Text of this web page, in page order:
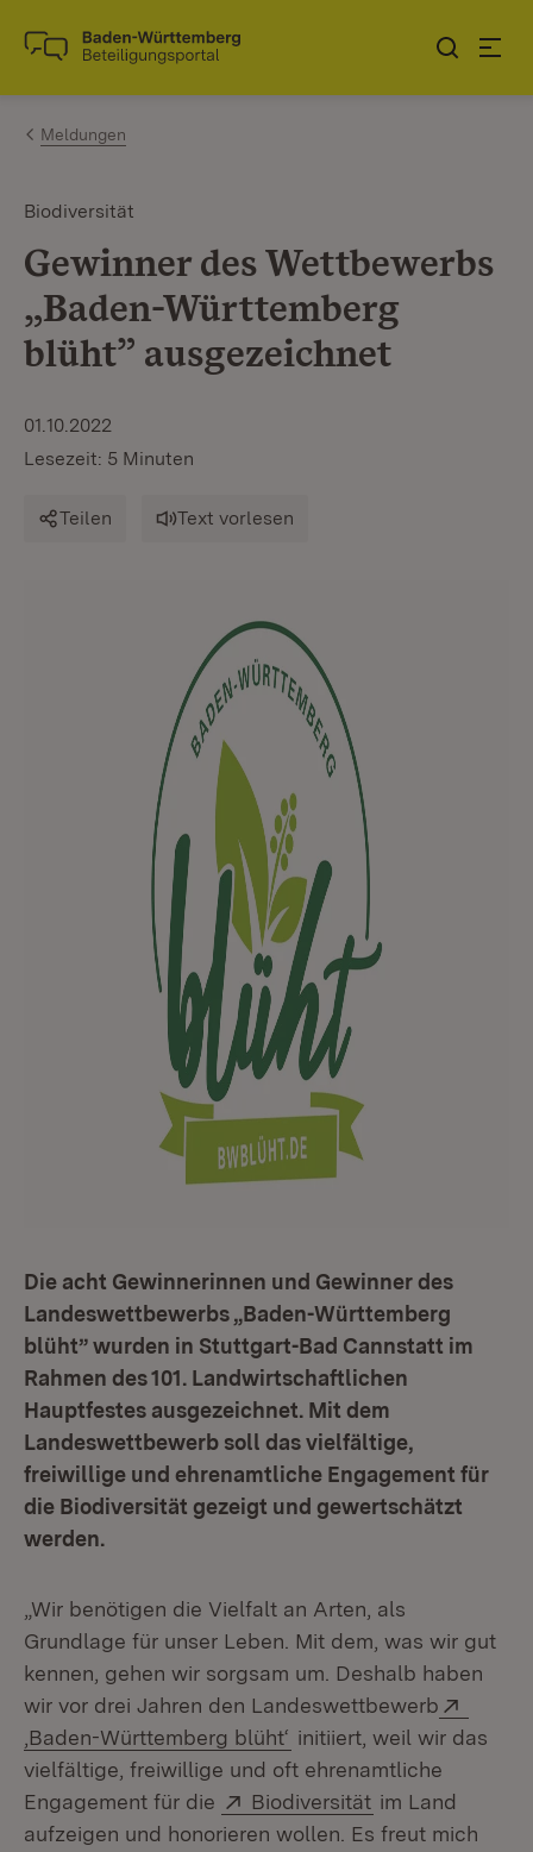
Zum Inhalt springen
Link zur Startseite
Meldungen
Biodiversität
Gewinner des Wettbewerbs
„Baden-Württemberg
blüht” ausgezeichnet
01.10.2022
Lesezeit: 5 Minuten
Teilen Text vorlesen
Die acht Gewinnerinnen und Gewinner des
Landeswettbewerbs „Baden-Württemberg
blüht” wurden in Stuttgart-Bad Cannstatt im
Rahmen des 101. Landwirtschaftlichen
Hauptfestes ausgezeichnet. Mit dem
Landeswettbewerb soll das vielfältige,
freiwillige und ehrenamtliche Engagement für
die Biodiversität gezeigt und gewertschätzt
werden.
„Wir benötigen die Vielfalt an Arten, als
Grundlage für unser Leben. Mit dem, was wir gut
kennen, gehen wir sorgsam um. Deshalb haben
wir vor drei Jahren den Landeswettbewerb
‚Baden-Württemberg blüht‘ (Öffnet in neuem
initiiert, weil wir das
vielfältige, freiwillige und oft ehrenamtliche
Engagement für die
Extern:
Biodiversität (Öffnet in
im Land
aufzeigen und honorieren wollen. Es freut mich